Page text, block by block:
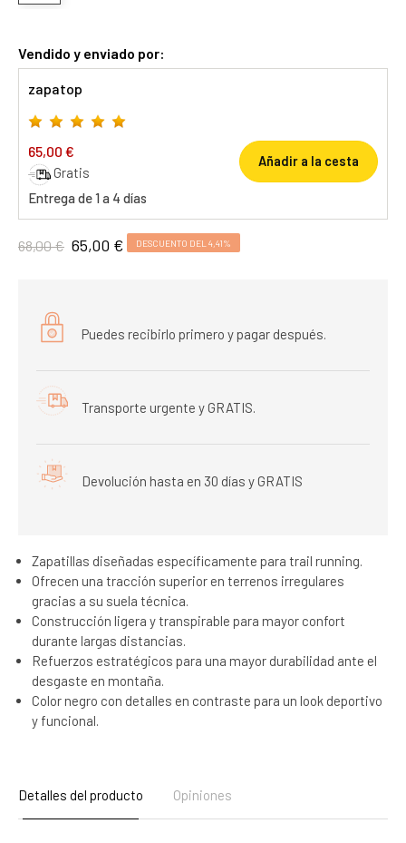
Vendido y enviado por:
zapatop
65,00 €
Gratis
Entrega de 1 a 4 días
Añadir a la cesta
68,00 € 65,00 € DESCUENTO DEL 4,41%
Puedes recibirlo primero y pagar después.
Transporte urgente y GRATIS.
Devolución hasta en 30 días y GRATIS
Zapatillas diseñadas específicamente para trail running.
Ofrecen una tracción superior en terrenos irregulares
gracias a su suela técnica.
Construcción ligera y transpirable para mayor confort
durante largas distancias.
Refuerzos estratégicos para una mayor durabilidad ante el
desgaste en montaña.
Color negro con detalles en contraste para un look deportivo
y funcional.
Detalles del producto Opiniones